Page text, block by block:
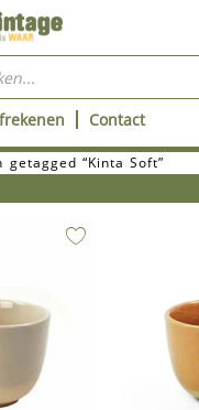
Contact
getagged “Kinta Soft”